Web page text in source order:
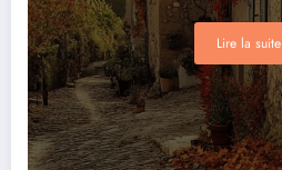
Lire la suite